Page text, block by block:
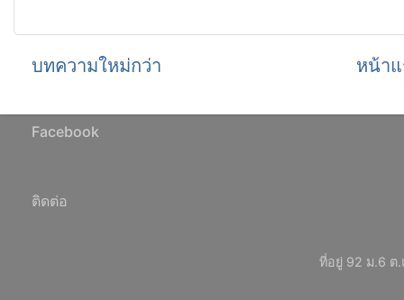
บทความใหม่กว่า หน้า
Facebook
ติดต่อ
ที่อยู่ 92 ม.6 ต.